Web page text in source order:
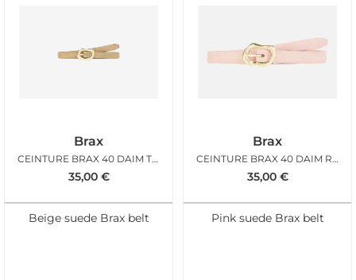
Brax
CEINTURE BRAX 40 DAIM TAUPE
35,00 €
Beige suede Brax belt
Brax
CEINTURE BRAX 40 DAIM ROSE
35,00 €
Pink suede Brax belt